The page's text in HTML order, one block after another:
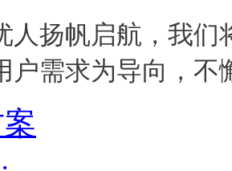
人扬帆启航，我
户需求为导向，不